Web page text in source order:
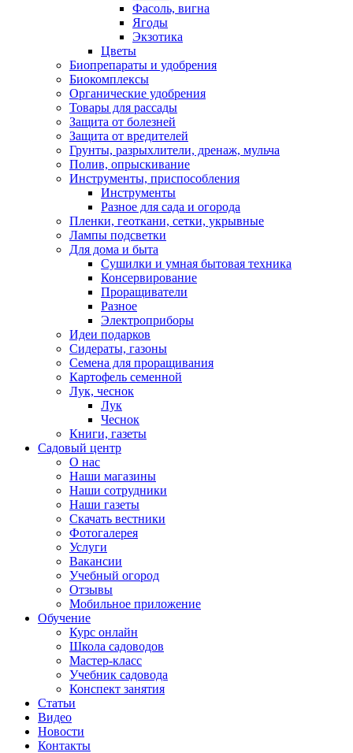
Фасоль, вигна
Ягоды
Экзотика
Цветы
Биопрепараты и удобрения
Биокомплексы
Органические удобрения
Товары для рассады
Защита от болезней
Защита от вредителей
Грунты, разрыхлители, дренаж, мульча
Полив, опрыскивание
Инструменты, приспособления
Инструменты
Разное для сада и огорода
Пленки, геоткани, сетки, укрывные
Лампы подсветки
Для дома и быта
Сушилки и умная бытовая техника
Консервирование
Проращиватели
Разное
Электроприборы
Идеи подарков
Сидераты, газоны
Семена для проращивания
Картофель семенной
Лук, чеснок
Лук
Чеснок
Книги, газеты
Садовый центр
О нас
Наши магазины
Наши сотрудники
Наши газеты
Скачать вестники
Фотогалерея
Услуги
Вакансии
Учебный огород
Отзывы
Мобильное приложение
Обучение
Курс онлайн
Школа садоводов
Мастер-класс
Учебник садовода
Конспект занятия
Статьи
Видео
Новости
Контакты